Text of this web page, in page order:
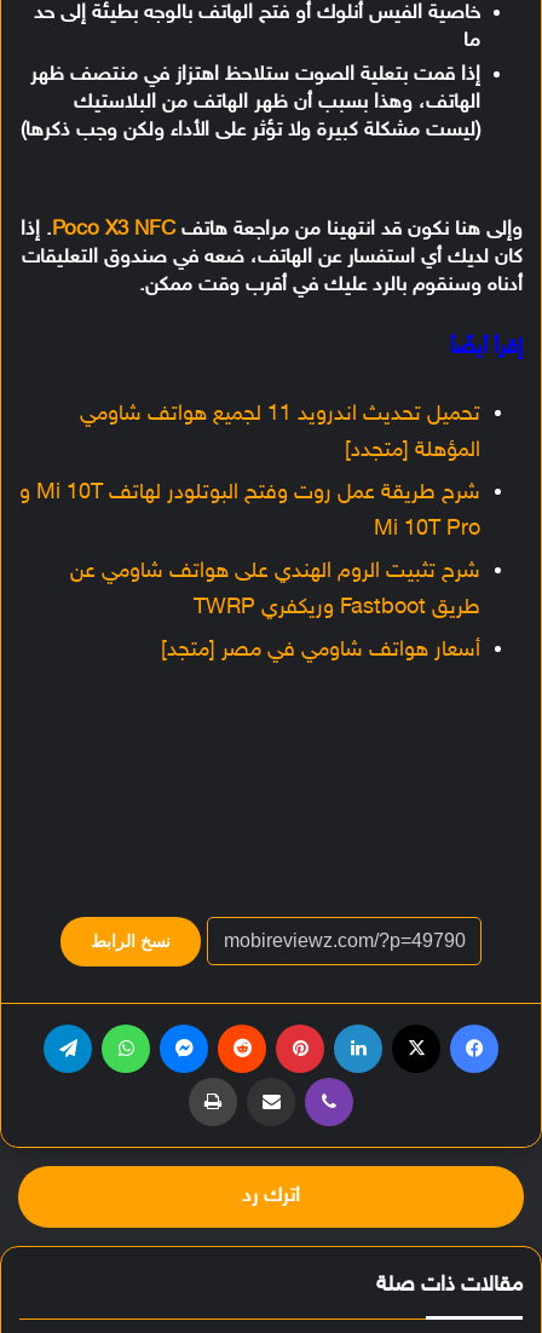
خاصية الفيس أنلوك أو فتح الهاتف بالوجه بطيئة إلى حد
ما
إذا قمت بتعلية الصوت ستلاحظ اهتزاز في منتصف ظهر
الهاتف، وهذا بسبب أن ظهر الهاتف من البلاستيك
(ليست مشكلة كبيرة ولا تؤثر على الأداء ولكن وجب ذكرها)
وإلى هنا نكون قد انتهينا من مراجعة هاتفPoco X3 NFC. إذا
كان لديك أي استفسار عن الهاتف، ضعه في صندوق التعليقات
أدناه وسنقوم بالرد عليك في أقرب وقت ممكن.
إقرأ أيضًأ
تحميل تحديث اندرويد 11 لجميع هواتف شاومي
المؤهلة [متجدد]
شرح طريقة عمل روت وفتح البوتلودر لهاتف Mi 10T و
Mi 10T Pro
شرح تثبيت الروم الهندي على هواتف شاومي عن
طريق Fastboot وريكفري TWRP
أسعار هواتف شاومي في مصر [متجد]
نسخ الرابط
ڤايبر مشاركة عبر البريد طباعة
اترك رد
مقالات ذات صلة